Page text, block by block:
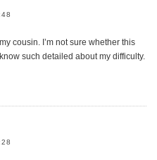
cousin. I’m not sure whether this
such detailed about my difficulty.